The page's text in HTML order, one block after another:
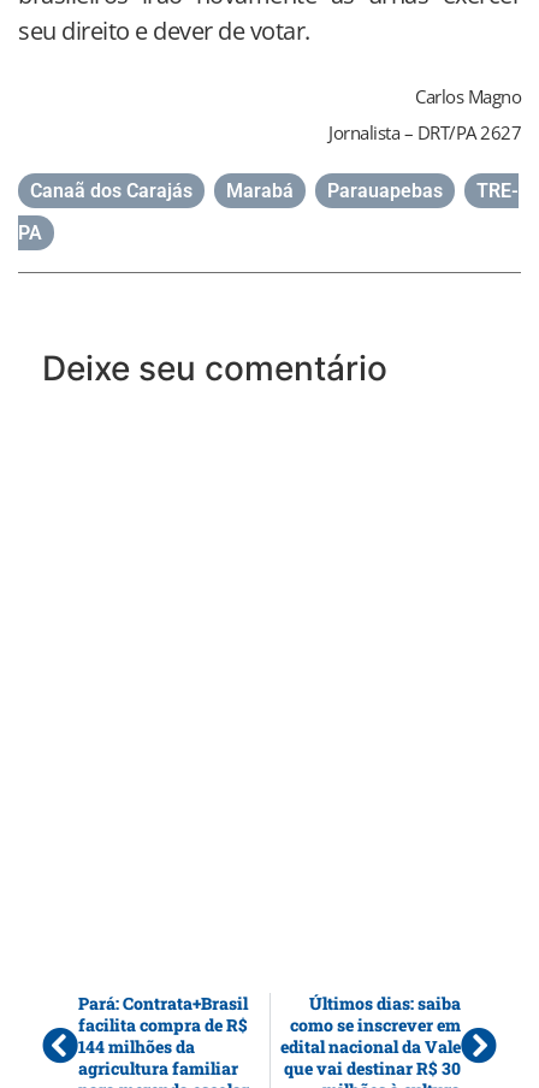
seu direito e dever de votar.
Carlos Magno
Jornalista – DRT/PA 2627
Canaã dos Carajás Marabá Parauapebas
TRE-
PA
Deixe seu comentário
Pará: Contrata+Brasil
facilita compra de R$
144 milhões da
agricultura familiar
Últimos dias: saiba
como se inscrever em
edital nacional da Vale
que vai destinar R$ 30